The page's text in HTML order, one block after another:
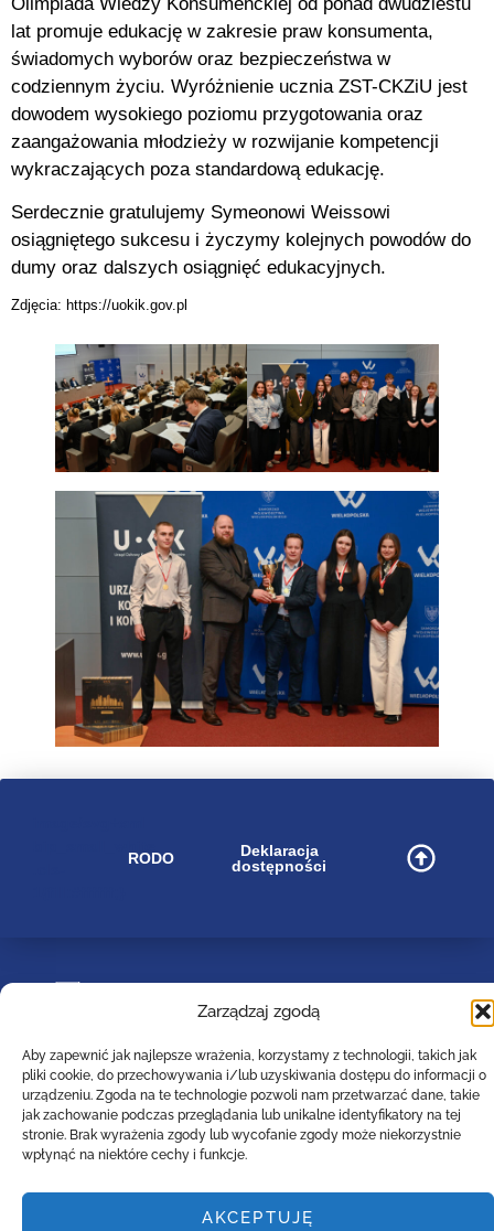
Zarządzaj zgodą
Aby zapewnić jak najlepsze wrażenia, korzystamy z technologii, takich jak
pliki cookie, do przechowywania i/lub uzyskiwania dostępu do informacji o
urządzeniu. Zgoda na te technologie pozwoli nam przetwarzać dane, takie
jak zachowanie podczas przeglądania lub unikalne identyfikatory na tej
stronie. Brak wyrażenia zgody lub wycofanie zgody może niekorzystnie
wpłynąć na niektóre cechy i funkcje.
AKCEPTUJĘ
lat promuje edukację w zakresie praw konsumenta,
świadomych wyborów oraz bezpieczeństwa w
codziennym życiu. Wyróżnienie ucznia ZST-CKZiU jest
dowodem wysokiego poziomu przygotowania oraz
zaangażowania młodzieży w rozwijanie kompetencji
wykraczających poza standardową edukację.
Serdecznie gratulujemy Symeonowi Weissowi
osiągniętego sukcesu i życzymy kolejnych powodów do
dumy oraz dalszych osiągnięć edukacyjnych.
Zdjęcia: https://uokik.gov.pl
RODO
Deklaracja
dostępności
Centrum Kształcenia Zawodowego i Ustawicznego
im. 55. Poznańskiego Pułku Piechoty
ul. Narutowicza 74a, 64-100 Leszno (woj. wielkopolskie)
Tel: (0-65)529-94-35
Email :poczta@zst-leszno.pl
E-doręczenia AE:PL - 23788-92630-AVTBI - 16